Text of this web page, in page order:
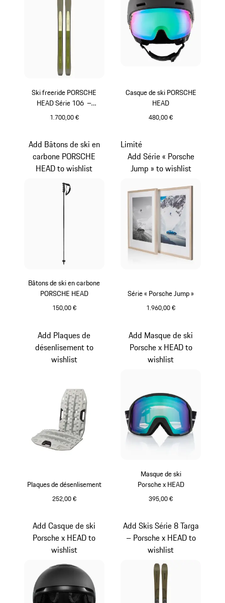
Ski freeride PORSCHE
HEAD Série 106 –
TIME:OUT
1.700,00 €
Casque de ski PORSCHE
HEAD
480,00 €
Bâtons de ski en carbone
PORSCHE HEAD
150,00 €
Add Bâtons de ski en
carbone PORSCHE
HEAD to wishlist
Série « Porsche Jump »
1.960,00 €
Limité
Add Série « Porsche
Jump » to wishlist
Plaques de désenlisement
252,00 €
Add Plaques de
désenlisement to
wishlist
Masque de ski
Porsche x HEAD
395,00 €
Add Masque de ski
Porsche x HEAD to
wishlist
Add Casque de ski
Porsche x HEAD to
wishlist
Add Skis Série 8 Targa
– Porsche x HEAD to
wishlist